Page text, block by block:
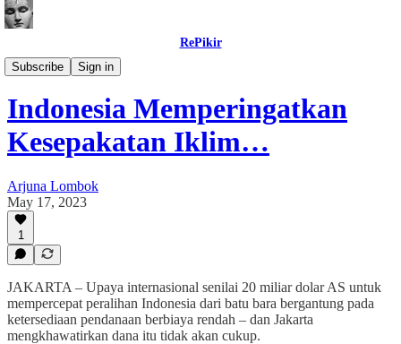
RePikir
Subscribe
Sign in
Buletin
Indonesia Memperingatkan
Kesepakatan Iklim…
Arjuna Lombok
May 17, 2023
1
JAKARTA – Upaya internasional senilai 20 miliar dolar AS untuk
mempercepat peralihan Indonesia dari batu bara bergantung pada
ketersediaan pendanaan berbiaya rendah – dan Jakarta
mengkhawatirkan dana itu tidak akan cukup.